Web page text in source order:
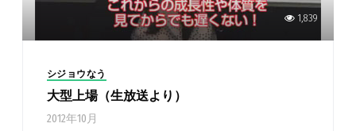
1,839
シジョウなう
大型上場（生放送より）
2012年10月